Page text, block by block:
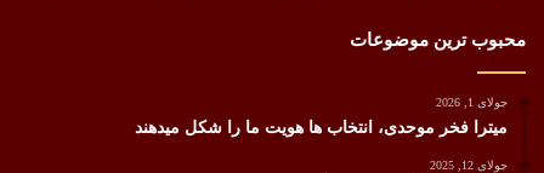
محبوب ترین موضوعات
جولای 1, 2026
میترا فخر موحدی، انتخاب ها هویت ما را شکل میدهند
جولای 12, 2025